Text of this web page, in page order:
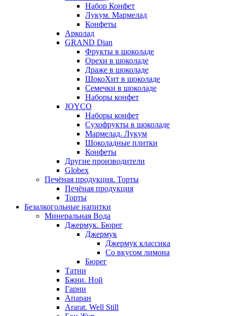
Набор Конфет
Лукум. Мармелад
Конфеты
Арколад
GRAND Dian
Фрукты в шоколаде
Орехи в шоколаде
Драже в шоколаде
ШокоХит в шоколаде
Семечки в шоколаде
Наборы конфет
JOYCO
Наборы конфет
Сухофрукты в шоколаде
Мармелад. Лукум
Шоколадные плитки
Конфеты
Другие производители
Globex
Печёная продукция. Торты
Печёная продукция
Торты
Безалкогольные напитки
Минеральная Вода
Джермук. Бюрег
Джермук
Джермук классика
Со вкусом лимона
Бюрег
Татни
Бжни. Ной
Гарни
Апаран
Ararat. Well Still